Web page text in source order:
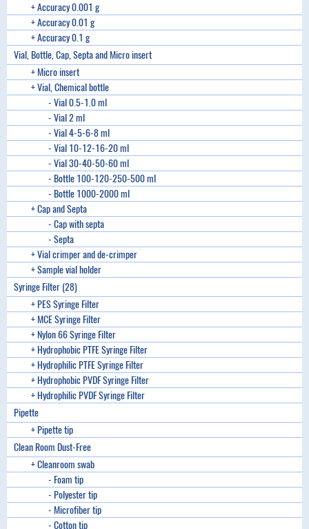
+ Accuracy 0.001 g
+ Accuracy 0.01 g
+ Accuracy 0.1 g
Vial, Bottle, Cap, Septa and Micro insert
+ Micro insert
+ Vial, Chemical bottle
- Vial 0.5-1.0 ml
- Vial 2 ml
- Vial 4-5-6-8 ml
- Vial 10-12-16-20 ml
- Vial 30-40-50-60 ml
- Bottle 100-120-250-500 ml
- Bottle 1000-2000 ml
+ Cap and Septa
- Cap with septa
- Septa
+ Vial crimper and de-crimper
+ Sample vial holder
Syringe Filter (28)
+ PES Syringe Filter
+ MCE Syringe Filter
+ Nylon 66 Syringe Filter
+ Hydrophobic PTFE Syringe Filter
+ Hydrophilic PTFE Syringe Filter
+ Hydrophobic PVDF Syringe Filter
+ Hydrophilic PVDF Syringe Filter
Pipette
+ Pipette tip
Clean Room Dust-Free
+ Cleanroom swab
- Foam tip
- Polyester tip
- Microfiber tip
- Cotton tip